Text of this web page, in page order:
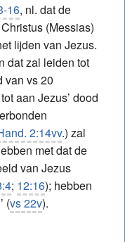
16, nl. dat de
(Messias)
lijden van Jezus.
dat zal leiden tot
van vs 20
aan Jezus’ dood
2:14vv.) zal
met dat de
van Jezus
; 12:16); hebben
(vs 22v).